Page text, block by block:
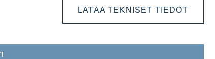
LATAA TEKNISET TIEDOT